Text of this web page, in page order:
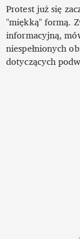
Protest już się
"miękką" formą.
informacyjną,
niespełnionych
dotyczących